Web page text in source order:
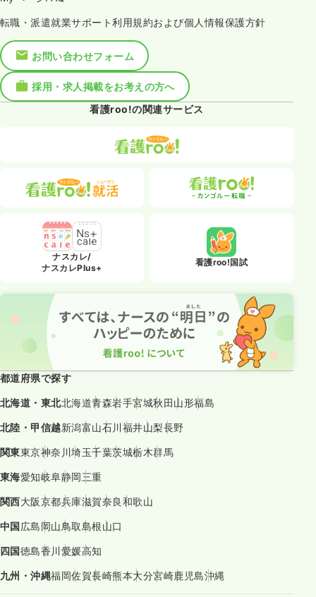
転職・派遣就業サポート利用規約および個人情報保護方針
お問い合わせフォーム
採用・求人掲載をお考えの方へ
看護roo!の関連サービス
ナスカレ/
ナスカレPlus+
看護roo!国試
都道府県で探す
北海道・東北北海道青森岩手宮城秋田山形福島
北陸・甲信越新潟富山石川福井山梨長野
関東東京神奈川埼玉千葉茨城栃木群馬
東海愛知岐阜静岡三重
関西大阪京都兵庫滋賀奈良和歌山
中国広島岡山鳥取島根山口
四国徳島香川愛媛高知
九州・沖縄福岡佐賀長崎熊本大分宮崎鹿児島沖縄